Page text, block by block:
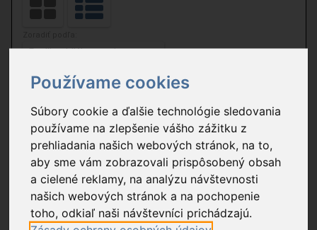
Používame cookies
Súbory cookie a ďalšie technológie sledovania
používame na zlepšenie vášho zážitku z
prehliadania našich webových stránok, na to,
aby sme vám zobrazovali prispôsobený obsah
a cielené reklamy, na analýzu návštevnosti
našich webových stránok a na pochopenie
toho, odkiaľ naši návštevníci prichádzajú.
4 nájdených výrobkov podľa zadaných kritérií.
0795S- Uzemnená zástrčka s
podsvieteným spínačom
4,79 €
Na sklade
Balenie: 1 ks